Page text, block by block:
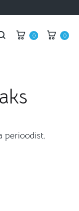
Search
Ostukorv
0 0
perioodist,